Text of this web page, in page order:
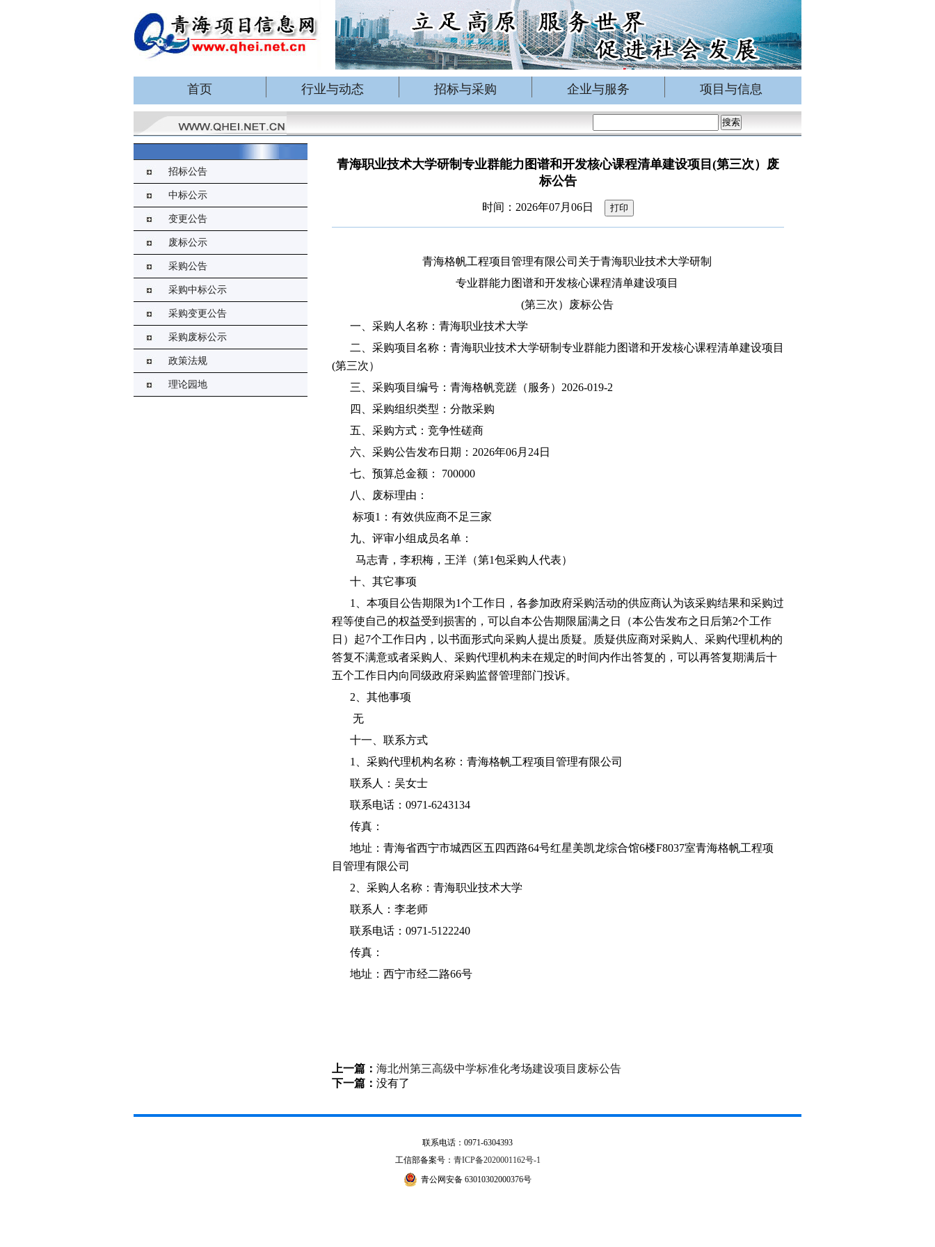
首页 行业与动态 招标与采购 企业与服务 项目与信息
招标公告
中标公示
变更公告
废标公示
采购公告
采购中标公示
采购变更公告
采购废标公示
政策法规
理论园地
青海职业技术大学研制专业群能力图谱和开发核心课程清单建设项目(第三次）废
标公告
时间：2026年07月06日 打印
青海格帆工程项目管理有限公司关于青海职业技术大学研制
专业群能力图谱和开发核心课程清单建设项目
(第三次）废标公告
一、采购人名称：青海职业技术大学
二、采购项目名称：青海职业技术大学研制专业群能力图谱和开发核心课程清单建设项目
(第三次）
三、采购项目编号：青海格帆竞蹉（服务）2026-019-2
四、采购组织类型：分散采购
五、采购方式：竞争性磋商
六、采购公告发布日期：2026年06月24日
七、预算总金额： 700000
八、废标理由：
标项1：有效供应商不足三家
九、评审小组成员名单：
马志青，李积梅，王洋（第1包采购人代表）
十、其它事项
1、本项目公告期限为1个工作日，各参加政府采购活动的供应商认为该采购结果和采购过
程等使自己的权益受到损害的，可以自本公告期限届满之日（本公告发布之日后第2个工作
日）起7个工作日内，以书面形式向采购人提出质疑。质疑供应商对采购人、采购代理机构的
答复不满意或者采购人、采购代理机构未在规定的时间内作出答复的，可以再答复期满后十
五个工作日内向同级政府采购监督管理部门投诉。
2、其他事项
无
十一、联系方式
1、采购代理机构名称：青海格帆工程项目管理有限公司
联系人：吴女士
联系电话：0971-6243134
传真：
地址：青海省西宁市城西区五四西路64号红星美凯龙综合馆6楼F8037室青海格帆工程项
目管理有限公司
2、采购人名称：青海职业技术大学
联系人：李老师
联系电话：0971-5122240
传真：
地址：西宁市经二路66号
上一篇： 海北州第三高级中学标准化考场建设项目废标公告
下一篇： 没有了
联系电话：0971-6304393
工信部备案号： 青ICP备2020001162号-1
青公网安备 63010302000376号